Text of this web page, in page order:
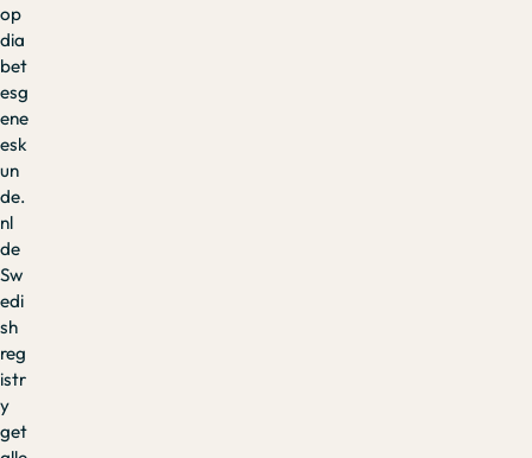
op
dia
bet
esg
ene
esk
un
de.
nl
de
Sw
edi
sh
reg
istr
y
get